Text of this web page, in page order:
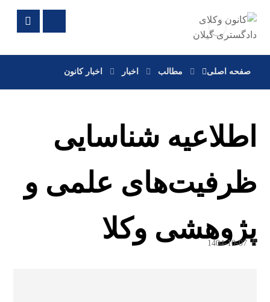
صفحه اصلی مطالب اخبار اخبار کانون
اطلاعیه شناسایی
ظرفیت‌های علمی و
پژوهشی وکلا
1404-10-07